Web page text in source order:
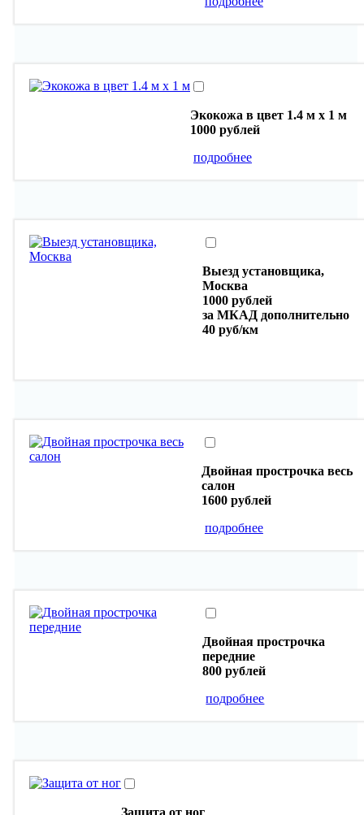
Экокожа в цвет 1.4 м х 1 м
1000 рублей
подробнее
Выезд установщика,
Москва
1000 рублей
за МКАД дополнительно
40 руб/км
Двойная прострочка весь
салон
1600 рублей
подробнее
Двойная прострочка
передние
800 рублей
подробнее